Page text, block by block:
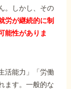
。しかし、その
労が継続的に制
能性がありま
活能力」「労働
ます。一般的な